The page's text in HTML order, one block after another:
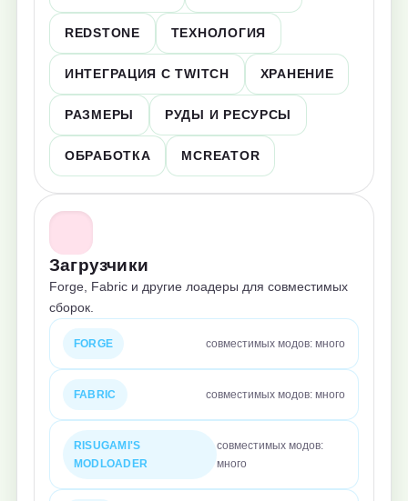
REDSTONE ТЕХНОЛОГИЯ
ИНТЕГРАЦИЯ С TWITCH ХРАНЕНИЕ
РАЗМЕРЫ РУДЫ И РЕСУРСЫ
ОБРАБОТКА MCREATOR
Загрузчики
Forge, Fabric и другие лоадеры для совместимых
сборок.
FORGE совместимых модов: много
FABRIC совместимых модов: много
RISUGAMI'S
MODLOADER
совместимых модов:
много